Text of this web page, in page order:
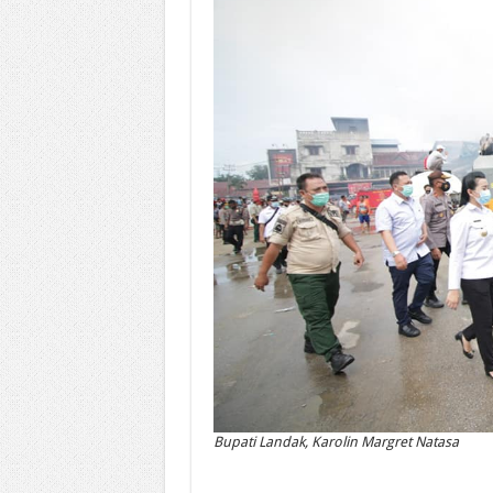
Bupati Landak, Karolin Margret Natasa